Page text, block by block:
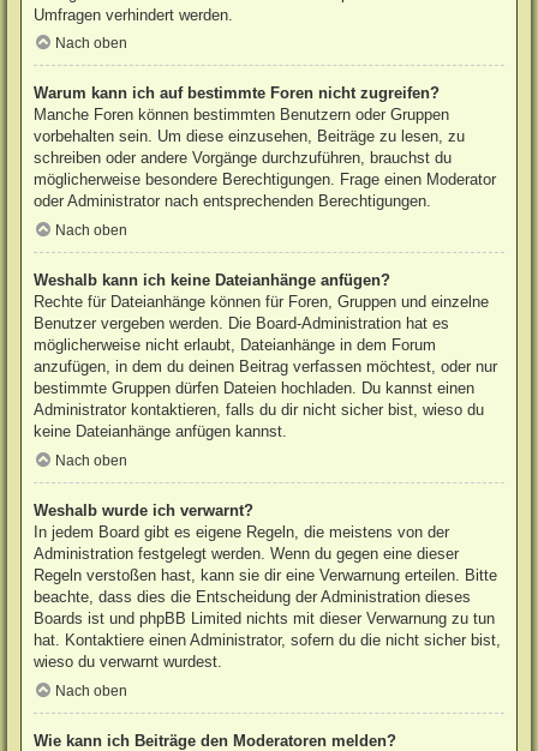
Umfragen verhindert werden.
Nach oben
Warum kann ich auf bestimmte Foren nicht zugreifen?
Manche Foren können bestimmten Benutzern oder Gruppen
vorbehalten sein. Um diese einzusehen, Beiträge zu lesen, zu
schreiben oder andere Vorgänge durchzuführen, brauchst du
möglicherweise besondere Berechtigungen. Frage einen Moderator
oder Administrator nach entsprechenden Berechtigungen.
Nach oben
Weshalb kann ich keine Dateianhänge anfügen?
Rechte für Dateianhänge können für Foren, Gruppen und einzelne
Benutzer vergeben werden. Die Board-Administration hat es
möglicherweise nicht erlaubt, Dateianhänge in dem Forum
anzufügen, in dem du deinen Beitrag verfassen möchtest, oder nur
bestimmte Gruppen dürfen Dateien hochladen. Du kannst einen
Administrator kontaktieren, falls du dir nicht sicher bist, wieso du
keine Dateianhänge anfügen kannst.
Nach oben
Weshalb wurde ich verwarnt?
In jedem Board gibt es eigene Regeln, die meistens von der
Administration festgelegt werden. Wenn du gegen eine dieser
Regeln verstoßen hast, kann sie dir eine Verwarnung erteilen. Bitte
beachte, dass dies die Entscheidung der Administration dieses
Boards ist und phpBB Limited nichts mit dieser Verwarnung zu tun
hat. Kontaktiere einen Administrator, sofern du die nicht sicher bist,
wieso du verwarnt wurdest.
Nach oben
Wie kann ich Beiträge den Moderatoren melden?